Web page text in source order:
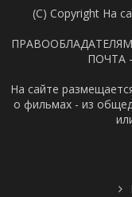
(C) Copyright На
ПОЧТА
На сайте
о фильмах - из